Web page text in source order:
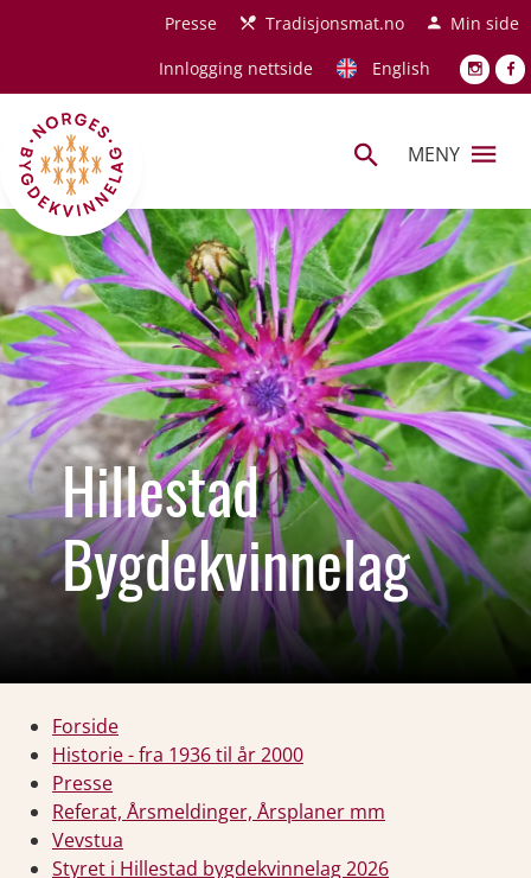
Hopp til hovedinnholdPresse Tradisjonsmat.no
Min side
Innlogging nettside
English
MENY
Hillestad
Bygdekvinnelag
Forside
Historie - fra 1936 til år 2000
Presse
Referat, Årsmeldinger, Årsplaner mm
Vevstua
Styret i Hillestad bygdekvinnelag 2026